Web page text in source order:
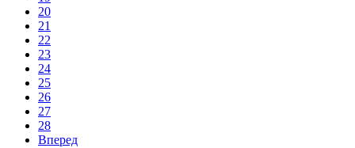
20
21
22
23
24
25
26
27
28
Вперед